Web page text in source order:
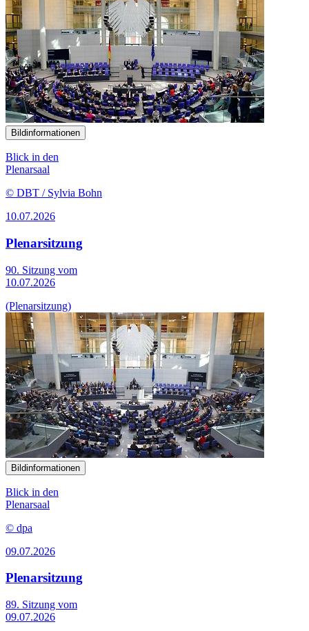
Bildinformationen
Blick in den
Plenarsaal
© DBT / Sylvia Bohn
10.07.2026
Plenarsitzung
90. Sitzung vom
10.07.2026
(Plenarsitzung)
Bildinformationen
Blick in den
Plenarsaal
© dpa
09.07.2026
Plenarsitzung
89. Sitzung vom
09.07.2026